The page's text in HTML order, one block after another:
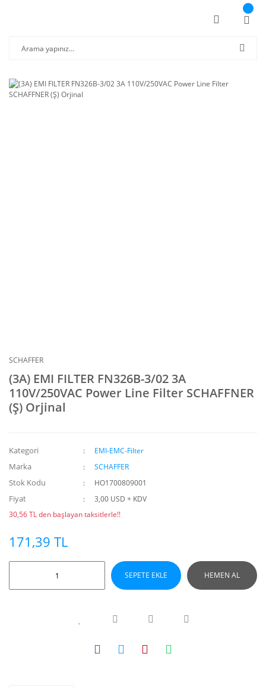
SCHAFFER
(3A) EMI FILTER FN326B-3/02 3A
110V/250VAC Power Line Filter SCHAFFNER
(Ş) Orjinal
Kategori EMI-EMC-Filter
Marka SCHAFFER
Stok Kodu HO1700809001
Fiyat
3,00 USD + KDV
30,56 TL den başlayan taksitlerle!!
171,39 TL
SEPETE EKLE HEMEN AL